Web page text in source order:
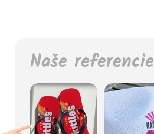
Naše